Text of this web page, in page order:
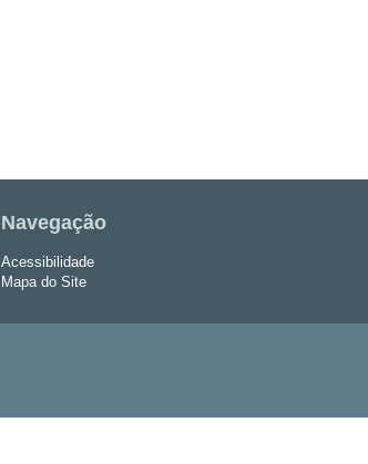
Navegação
Acessibilidade
Mapa do Site